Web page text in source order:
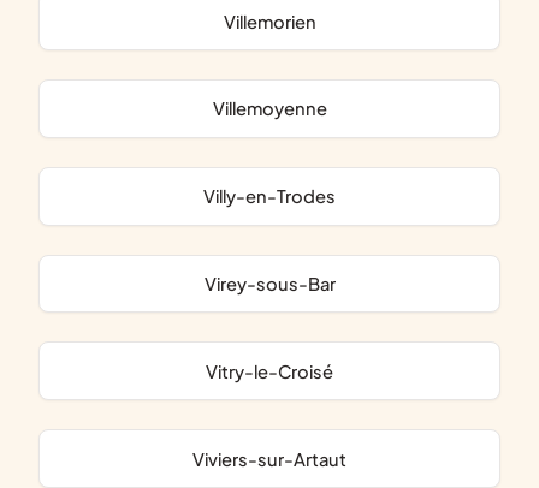
Villemorien
Villemoyenne
Villy-en-Trodes
Virey-sous-Bar
Vitry-le-Croisé
Viviers-sur-Artaut